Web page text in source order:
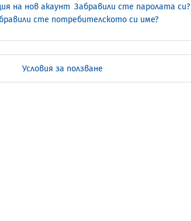
на нов акаунт Забравили сте паролата си?
сте потребителското си име?
Условия за ползване